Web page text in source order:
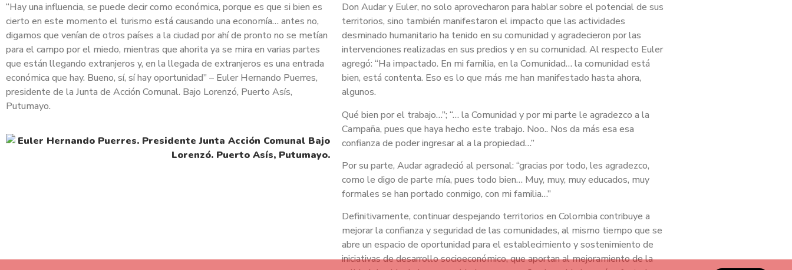
“Hay una influencia, se puede decir como económica, porque es que si bien es
cierto en este momento el turismo está causando una economía… antes no,
digamos que venían de otros países a la ciudad por ahí de pronto no se metían
para el campo por el miedo, mientras que ahorita ya se mira en varias partes
que están llegando extranjeros y, en la llegada de extranjeros es una entrada
económica que hay. Bueno, sí, sí hay oportunidad” – Euler Hernando Puerres,
presidente de la Junta de Acción Comunal. Bajo Lorenzó, Puerto Asís,
Putumayo.
Don Audar y Euler, no solo aprovecharon para hablar sobre el potencial de sus
territorios, sino también manifestaron el impacto que las actividades
desminado humanitario ha tenido en su comunidad y agradecieron por las
intervenciones realizadas en sus predios y en su comunidad. Al respecto Euler
agregó: “Ha impactado. En mi familia, en la Comunidad… la comunidad está
bien, está contenta. Eso es lo que más me han manifestado hasta ahora,
algunos.
Qué bien por el trabajo…”; “… la Comunidad y por mi parte le agradezco a la
Campaña, pues que haya hecho este trabajo. Noo.. Nos da más esa esa
confianza de poder ingresar al a la propiedad…”
Por su parte, Audar agradeció al personal: “gracias por todo, les agradezco,
como le digo de parte mía, pues todo bien… Muy, muy, muy educados, muy
formales se han portado conmigo, con mi familia…”
Definitivamente, continuar despejando territorios en Colombia contribuye a
mejorar la confianza y seguridad de las comunidades, al mismo tiempo que se
abre un espacio de oportunidad para el establecimiento y sostenimiento de
iniciativas de desarrollo socioeconómico, que aportan al mejoramiento de la